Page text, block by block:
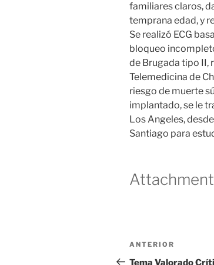
familiares claros,
temprana edad, y
Se realizó ECG
bloqueo
de Brugada tipo II,
Telemedicina de
riesgo de muerte
implantado, se le
Los Angeles,
Santiago para
Navegación
de
Entrada
anterior
ANTERIOR
Tema Valorado